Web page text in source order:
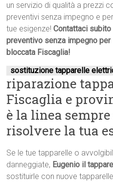
un servizio di qualità a prezzi
preventivi senza impegno e
tue esigenze!Contattaci
preventivo senza impegno
bloccata Fiscaglia!
sostituzione tapparelle
riparazione
Fiscaglia e
è la linea
risolvere la tua
Se le tue tapparelle o
danneggiate, Eugenio il
sostituirle con nuove